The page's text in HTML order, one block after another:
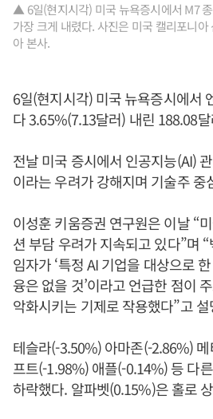
▲ 6일(현지시각) 미국 뉴욕증시에서 M7
가장 크게 내렸다. 사진은 미국 캘리포니
아 본사.
6일(현지시각) 미국 뉴욕증시에서
다 3.65%(7.13달러) 내린 188.08
전날 미국 증시에서 인공지능(AI)
이라는 우려가 강해지며 기술주 중
이성훈 키움증권 연구원은 이날 “
션 부담 우려가 지속되고 있다”며
임자가 ‘특정 AI 기업을 대상으로
융은 없을 것’이라고 언급한 점이
악화시키는 기제로 작용했다”고
테슬라(-3.50%) 아마존(-2.86%)
프트(-1.98%) 애플(-0.14%) 등 다
하락했다. 알파벳(0.15%)은 홀로